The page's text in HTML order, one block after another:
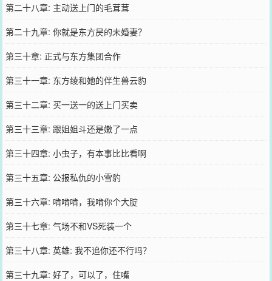
第二十八章: 主动送上门的毛茸茸
第二十九章: 你就是东方昃的未婚妻？
第三十章: 正式与东方集团合作
第三十一章: 东方绫和她的伴生兽云豹
第三十二章: 买一送一的送上门买卖
第三十三章: 跟姐姐斗还是嫩了一点
第三十四章: 小虫子，有本事比比看啊
第三十五章: 公报私仇的小雪豹
第三十六章: 啃啃啃，我啃你个大腚
第三十七章: 气场不和VS死装一个
第三十八章: 英雄: 我不追你还不行吗？
第三十九章: 好了，可以了，住嘴